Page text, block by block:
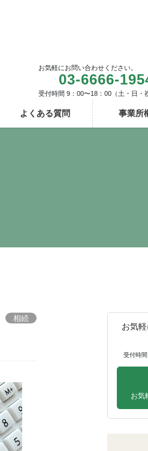
お気軽にお問い合わせください。
03-6666-
受付時間 9：00〜18：00（土・日・
よくある質問 事業所
相続
お気
受付時
お気